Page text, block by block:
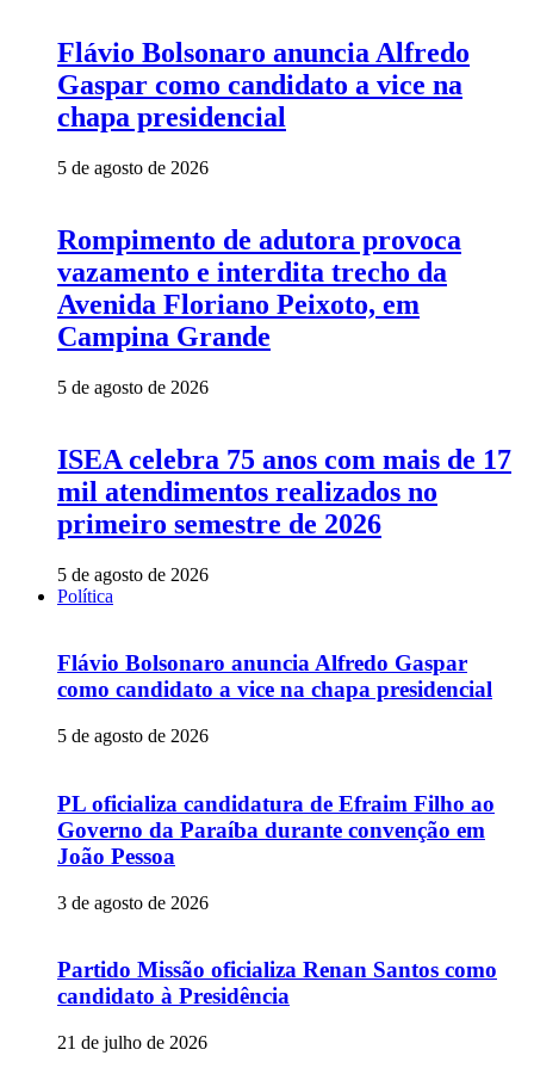
Flávio Bolsonaro anuncia Alfredo
Gaspar como candidato a vice na
chapa presidencial
5 de agosto de 2026
Rompimento de adutora provoca
vazamento e interdita trecho da
Avenida Floriano Peixoto, em
Campina Grande
5 de agosto de 2026
ISEA celebra 75 anos com mais de 17
mil atendimentos realizados no
primeiro semestre de 2026
5 de agosto de 2026
Política
Flávio Bolsonaro anuncia Alfredo Gaspar
como candidato a vice na chapa presidencial
5 de agosto de 2026
PL oficializa candidatura de Efraim Filho ao
Governo da Paraíba durante convenção em
João Pessoa
3 de agosto de 2026
Partido Missão oficializa Renan Santos como
candidato à Presidência
21 de julho de 2026